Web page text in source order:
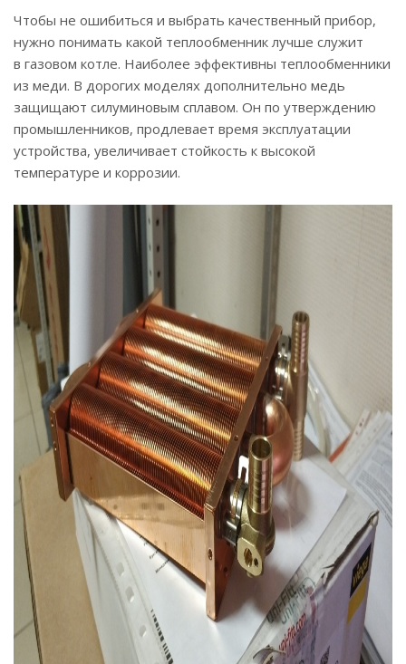
Чтобы не ошибиться и выбрать качественный прибор,
нужно понимать какой теплообменник лучше служит
в газовом котле. Наиболее эффективны теплообменники
из меди. В дорогих моделях дополнительно медь
защищают силуминовым сплавом. Он по утверждению
промышленников, продлевает время эксплуатации
устройства, увеличивает стойкость к высокой
температуре и коррозии.